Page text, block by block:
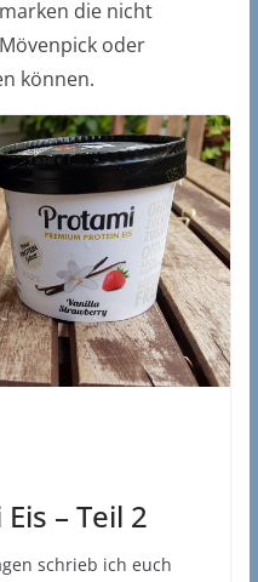
die nicht
oder
können.
– Teil 2
schrieb ich euch